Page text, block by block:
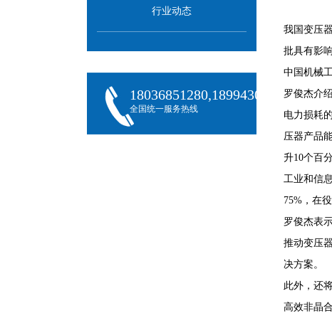
行业动态
全国统一服务热线
我国变压
批具有影
中国机械
罗俊杰介
电力损耗
压器产品
升10个百分
工业和信
75%，在
罗俊杰表
推动变压
决方案。
此外，还
高效非晶